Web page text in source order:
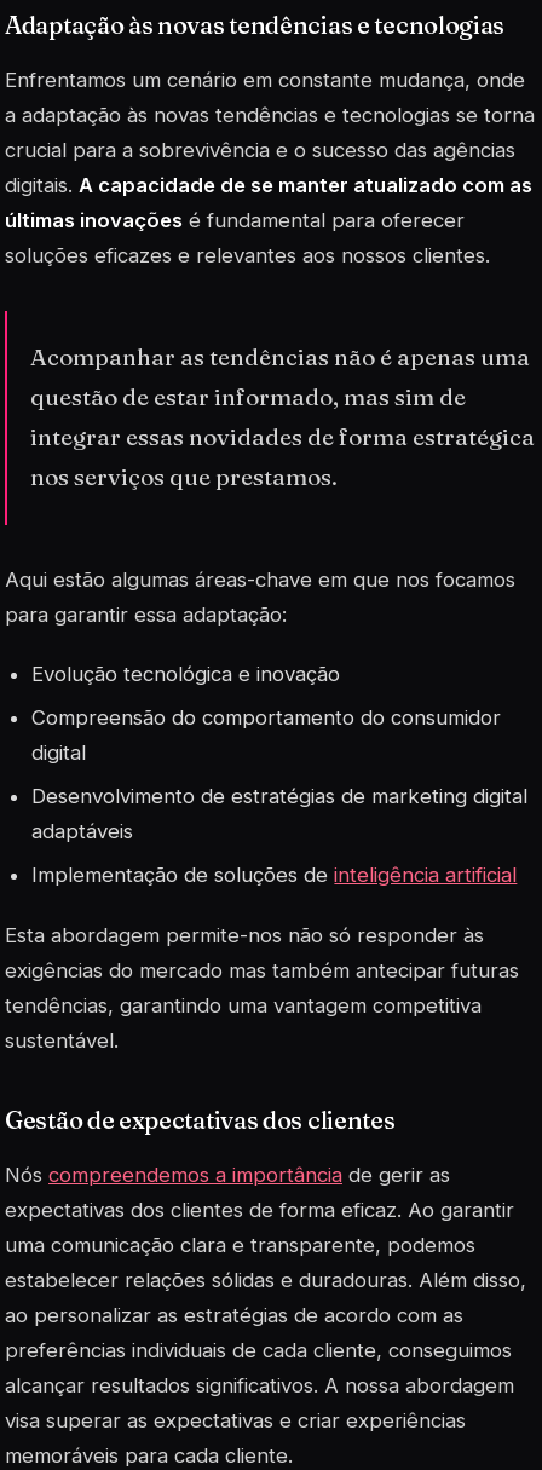
Adaptação às novas tendências e tecnologias
Enfrentamos um cenário em constante mudança, onde
a adaptação às novas tendências e tecnologias se torna
crucial para a sobrevivência e o sucesso das agências
digitais. A capacidade de se manter atualizado com as
últimas inovações é fundamental para oferecer
soluções eficazes e relevantes aos nossos clientes.
Acompanhar as tendências não é apenas uma
questão de estar informado, mas sim de
integrar essas novidades de forma estratégica
nos serviços que prestamos.
Aqui estão algumas áreas-chave em que nos focamos
para garantir essa adaptação:
Evolução tecnológica e inovação
Compreensão do comportamento do consumidor
digital
Desenvolvimento de estratégias de marketing digital
adaptáveis
Implementação de soluções deinteligência artificial
Esta abordagem permite-nos não só responder às
exigências do mercado mas também antecipar futuras
tendências, garantindo uma vantagem competitiva
sustentável.
Gestão de expectativas dos clientes
Nós compreendemos a importância de gerir as
expectativas dos clientes de forma eficaz. Ao garantir
uma comunicação clara e transparente, podemos
estabelecer relações sólidas e duradouras. Além disso,
ao personalizar as estratégias de acordo com as
preferências individuais de cada cliente, conseguimos
alcançar resultados significativos. A nossa abordagem
visa superar as expectativas e criar experiências
memoráveis para cada cliente.